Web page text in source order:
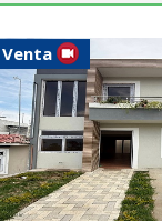
Venta